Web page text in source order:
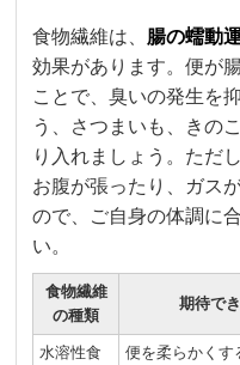
食物繊維は、 腸の蠕動
効果があります。便が
ことで、臭いの発生を
う、さつまいも、きの
り入れましょう。ただ
お腹が張ったり、ガス
ので、ご自身の体調に
い。
食物繊維
の種類
期待で
水溶性食
便を柔らかくす